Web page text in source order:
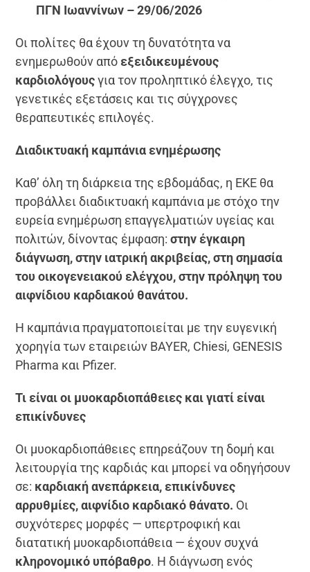
ΠΓΝ Ιωαννίνων – 29/06/2026
Οι πολίτες θα έχουν τη δυνατότητα να
ενημερωθούν από εξειδικευμένους
καρδιολόγουςγια τον προληπτικό έλεγχο, τις
γενετικές εξετάσεις και τις σύγχρονες
θεραπευτικές επιλογές.
Διαδικτυακή καμπάνια ενημέρωσης
Καθ’ όλη τη διάρκεια της εβδομάδας, η ΕΚΕ θα
προβάλλει διαδικτυακή καμπάνια με στόχο την
ευρεία ενημέρωση επαγγελματιών υγείας και
πολιτών, δίνοντας έμφαση:στην έγκαιρη
διάγνωση, στην ιατρική ακριβείας, στη σημασία
του οικογενειακού ελέγχου, στην πρόληψη του
αιφνίδιου καρδιακού θανάτου.
Η καμπάνια πραγματοποιείται με την ευγενική
χορηγία των εταιρειών BAYER, Chiesi, GENESIS
Pharma και Pfizer.
Τι είναι οι μυοκαρδιοπάθειες και γιατί είναι
επικίνδυνες
Οι μυοκαρδιοπάθειες επηρεάζουν τη δομή και
λειτουργία της καρδιάς και μπορεί να οδηγήσουν
σε: καρδιακή ανεπάρκεια, επικίνδυνες
αρρυθμίες, αιφνίδιο καρδιακό θάνατο. Οι
συχνότερες μορφές — υπερτροφική και
διατατική μυοκαρδιοπάθεια — έχουν συχνά
κληρονομικό υπόβαθρο. Η διάγνωση ενός